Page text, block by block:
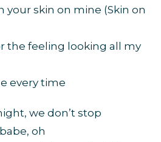
skin on mine (Skin on
the feeling looking all my
every time
we don’t stop
oh